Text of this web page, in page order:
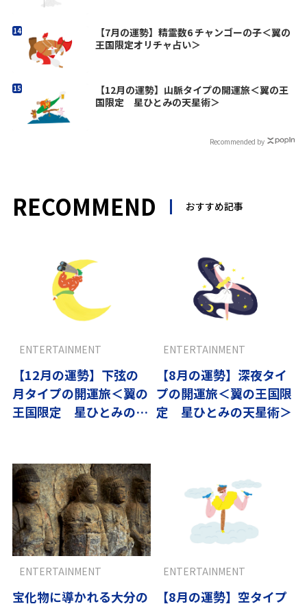
【7月の運勢】精霊数6 チャンゴーの子＜翼の
王国限定オリチャ占い＞
【12月の運勢】山脈タイプの開運旅＜翼の王
国限定 星ひとみの天星術＞
Recommended by
RECOMMEND おすすめ記事
【12月の運勢】下弦の
月タイプの開運旅＜翼の
王国限定 星ひとみの天
ENTERTAINMENT
【8月の運勢】深夜タイ
プの開運旅＜翼の王国限
定 星ひとみの天星術＞
ENTERTAINMENT
宝化物に導かれる大分の
ENTERTAINMENT
【8月の運勢】空タイプ
ENTERTAINMENT